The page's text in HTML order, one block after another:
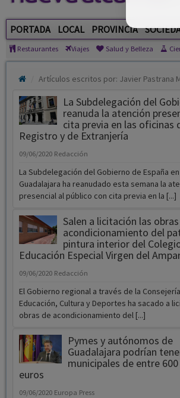
PORTADA LOCAL PROVINCIA
Restaurantes Viajes Salud y Belleza
Artículos escritos por: Javier Pastrana
La Subdelegación del
reanuda la atención
cita previa en las oficinas
Registro y de Extranjería
09/06/2020 Redacción
La Subdelegación del Gobierno de España en
Guadalajara ha reanudado esta semana la
presencial al público con cita previa en la [...]
Salen a licitación las
acondicionamiento del
pintura interior del
Educación Especial Virgen del
09/06/2020 Redacción
El Gobierno regional a través de la
Educación, Cultura y Deportes ha sacado a
obras de acondicionamiento del [...]
Pymes y autónomos de
Guadalajara podrían
municipales de entre 600
euros
09/06/2020 Europa Press